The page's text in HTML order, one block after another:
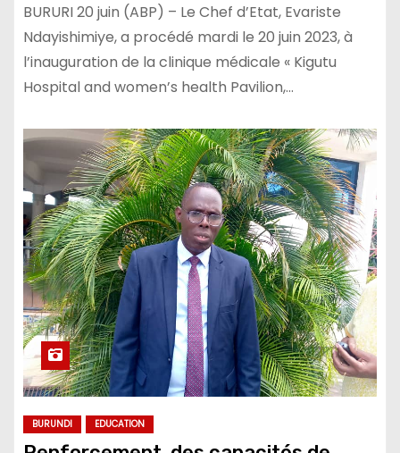
BURURI 20 juin (ABP) – Le Chef d’Etat, Evariste
Ndayishimiye, a procédé mardi le 20 juin 2023, à
l’inauguration de la clinique médicale « Kigutu
Hospital and women’s health Pavilion,…
BURUNDI EDUCATION